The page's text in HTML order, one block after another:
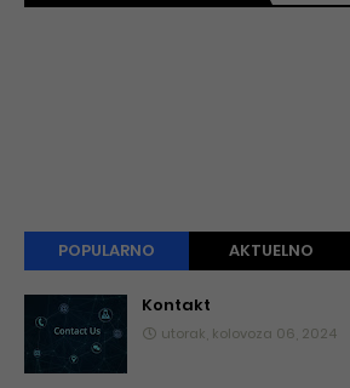
POPULARNO AKTUELNO
Kontakt
utorak, kolovoza 06, 2024